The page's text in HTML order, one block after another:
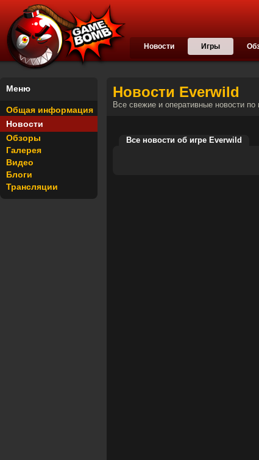
Новости Игры
Меню
Общая информация
Новости
Обзоры
Галерея
Видео
Блоги
Трансляции
Новости Everwild
Все свежие и оперативные новости по
Все новости об игре Everwild